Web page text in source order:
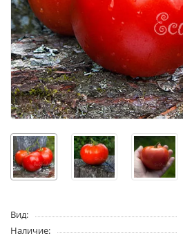
Вид:
Наличие: